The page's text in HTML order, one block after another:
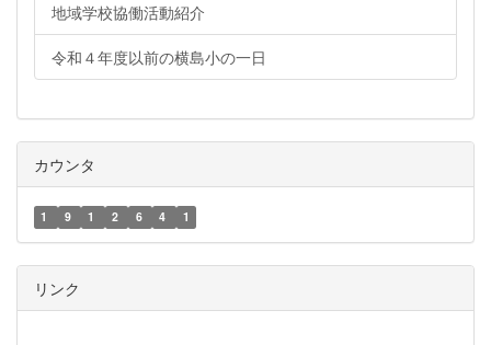
地域学校協働活動紹介
令和４年度以前の横島小の一日
カウンタ
1 9 1 2 6 4 1
リンク